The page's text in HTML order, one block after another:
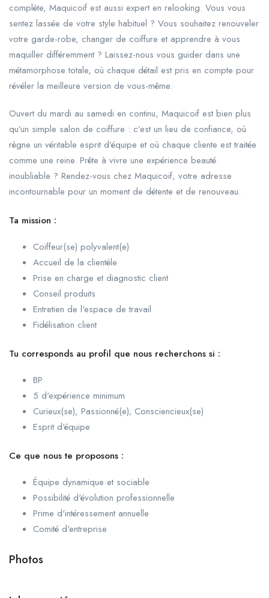
complète, Maquicoif est aussi expert en relooking. Vous vous
sentez lassée de votre style habituel ? Vous souhaitez renouveler
votre garde-robe, changer de coiffure et apprendre à vous
maquiller différemment ? Laissez-nous vous guider dans une
métamorphose totale, où chaque détail est pris en compte pour
révéler la meilleure version de vous-même.
Ouvert du mardi au samedi en continu, Maquicoif est bien plus
qu’un simple salon de coiffure : c’est un lieu de confiance, où
règne un véritable esprit d’équipe et où chaque cliente est traitée
comme une reine. Prête à vivre une expérience beauté
inoubliable ? Rendez-vous chez Maquicoif, votre adresse
incontournable pour un moment de détente et de renouveau.
Ta mission :
Coiffeur(se) polyvalent(e)
Accueil de la clientèle
Prise en charge et diagnostic client
Conseil produits
Entretien de l'espace de travail
Fidélisation client
Tu corresponds au profil que nous recherchons si :
BP
5 d'expérience minimum
Curieux(se), Passionné(e); Consciencieux(se)
Esprit d'équipe
Ce que nous te proposons :
Équipe dynamique et sociable
Possibilité d'évolution professionnelle
Prime d'intéressement annuelle
Comité d'entreprise
Photos